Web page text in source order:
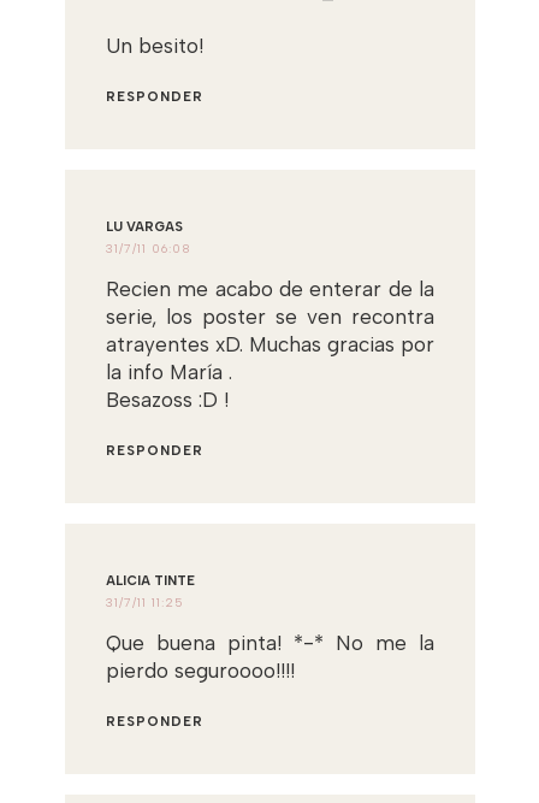
Un besito!
RESPONDER
LU VARGAS
31/7/11 06:08
Recien me acabo de enterar de la
serie, los poster se ven recontra
atrayentes xD. Muchas gracias por
la info María .
Besazoss :D !
RESPONDER
ALICIA TINTE
31/7/11 11:25
Que buena pinta! *-* No me la
pierdo seguroooo!!!!
RESPONDER